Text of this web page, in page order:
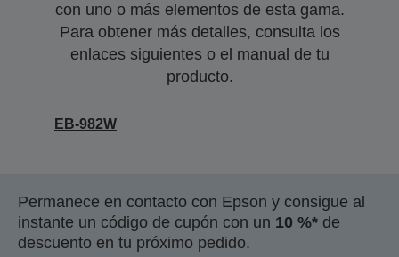
con uno o más elementos de esta gama.
Para obtener más detalles, consulta los
enlaces siguientes o el manual de tu
producto.
EB-982W
Permanece en contacto con Epson y consigue al
instante un código de cupón con un 10 %* de
descuento en tu próximo pedido.